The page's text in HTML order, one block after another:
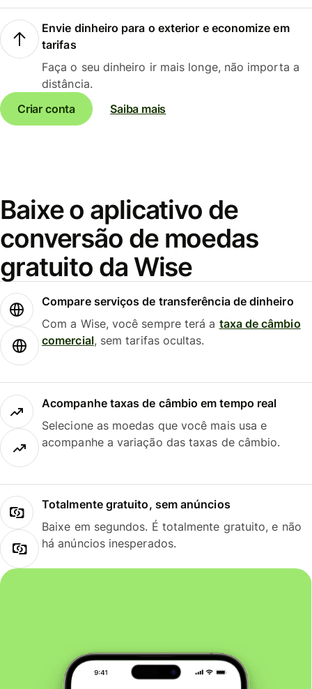
Envie dinheiro para o exterior e economize em
tarifas
Faça o seu dinheiro ir mais longe, não importa a
distância.
Criar conta
Saiba mais
Baixe o aplicativo de
conversão de moedas
gratuito da Wise
Compare serviços de transferência de dinheiro
Com a Wise, você sempre terá a taxa de câmbio
comercial, sem tarifas ocultas.
Acompanhe taxas de câmbio em tempo real
Selecione as moedas que você mais usa e
acompanhe a variação das taxas de câmbio.
Totalmente gratuito, sem anúncios
Baixe em segundos. É totalmente gratuito, e não
há anúncios inesperados.